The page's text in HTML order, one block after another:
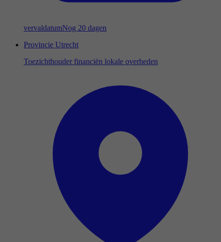
vervaldatumNog 20 dagen
Provincie Utrecht
Toezichthouder financiën lokale overheden